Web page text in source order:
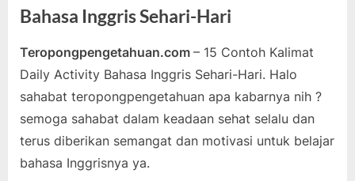
Bahasa Inggris Sehari-Hari
Posted
on
5,
2022
komentarpada
15
Contoh
Kalimat
Activity
Teropongpengetahuan.com – 15 Contoh Kalimat
Daily Activity Bahasa Inggris Sehari-Hari. Halo
sahabat teropongpengetahuan apa kabarnya nih ?
semoga sahabat dalam keadaan sehat selalu dan
terus diberikan semangat dan motivasi untuk belajar
bahasa Inggrisnya ya.